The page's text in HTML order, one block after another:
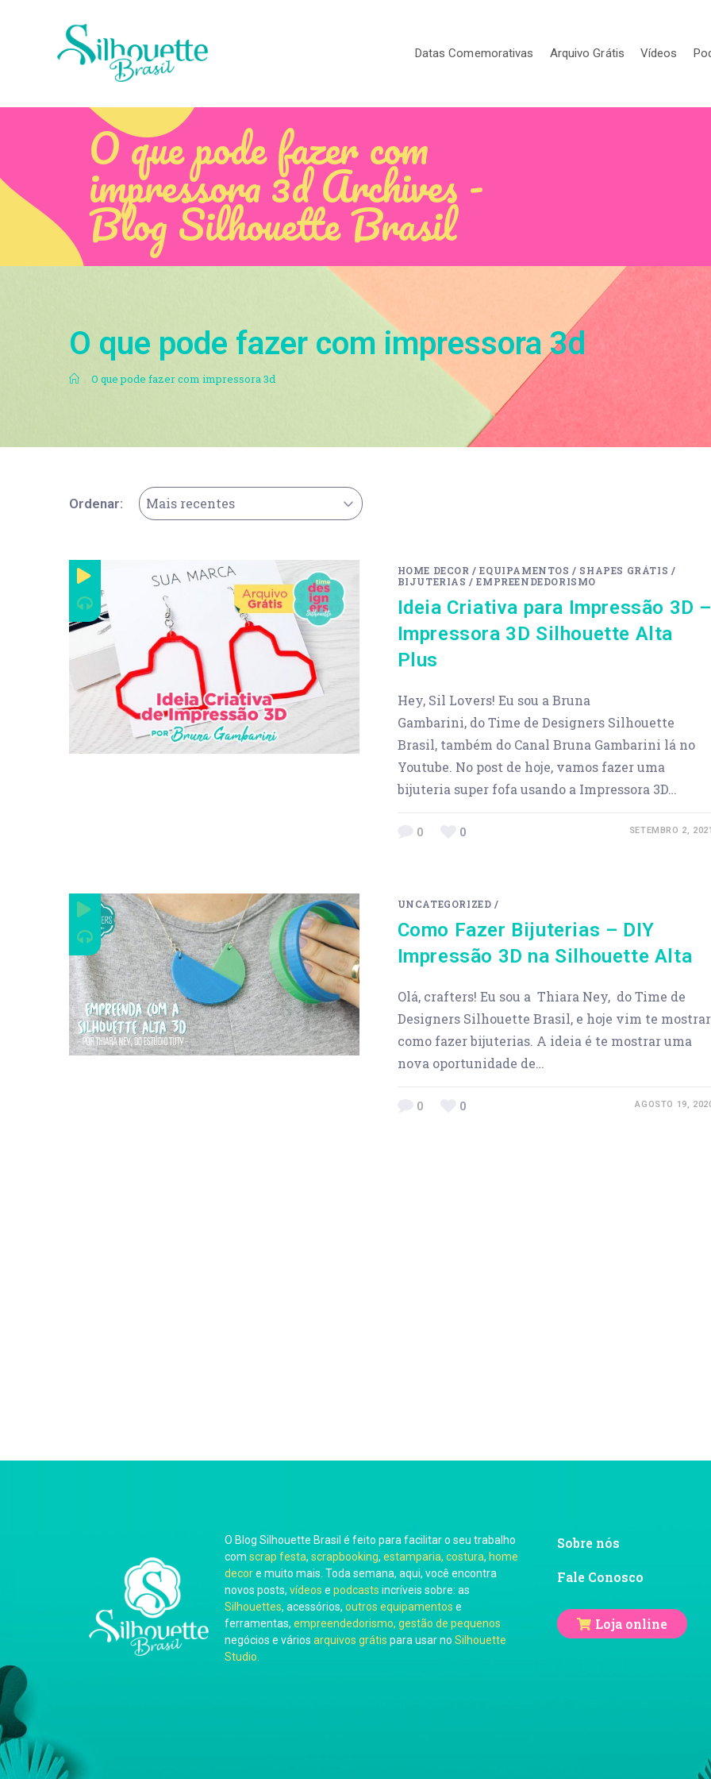
Datas Comemorativas Arquivo Grátis Vídeos
O que pode fazer com
impressora 3d Archives -
Blog Silhouette Brasil
O que pode fazer com impressora 3d
. O que pode fazer com impressora 3d
Ordenar: Mais recentes
HOME DECOR /EQUIPAMENTOS / SHAPES GRÁTIS /
BIJUTERIAS /EMPREENDEDORISMO
Ideia Criativa para Impressão 3D –
Impressora 3D Silhouette Alta
Plus
Hey, Sil Lovers! Eu sou a Bruna
Gambarini, do Time de Designers Silhouette
Brasil, também do Canal Bruna Gambarini lá no
Youtube. No post de hoje, vamos fazer uma
bijuteria super fofa usando a Impressora 3D…
0 0 SETEMBRO 2, 2021
UNCATEGORIZED /
Como Fazer Bijuterias – DIY
Impressão 3D na Silhouette Alta
Olá, crafters! Eu sou a Thiara Ney, do Time de
Designers Silhouette Brasil, e hoje vim te mostrar
como fazer bijuterias. A ideia é te mostrar uma
nova oportunidade de…
0 0 AGOSTO 19,
O Blog Silhouette Brasil é feito para facilitar o seu trabalho
com scrap festa, scrapbooking, estamparia, costura, home
decore muito mais. Toda semana, aqui, você encontra
novos posts, vídeos e podcasts incríveis sobre: as
Silhouettes, acessórios, outros equipamentos e
ferramentas, empreendedorismo, gestão de pequenos
negócios e vários arquivos grátis para usar no Silhouette
Studio
Sobre nós
Fale Conosco
Loja online